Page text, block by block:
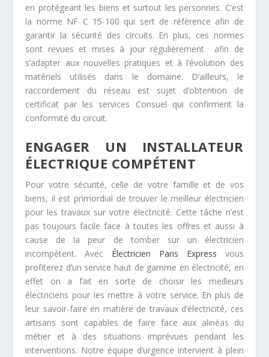
en protégeant les biens et surtout les personnes. C’est
la norme NF C 15-100 qui sert de référence afin de
garantir la sécurité des circuits. En plus, ces normes
sont revues et mises à jour régulièrement afin de
s’adapter aux nouvelles pratiques et à l’évolution des
matériels utilisés dans le domaine. D’ailleurs, le
raccordement du réseau est sujet d’obtention de
certificat par les services Consuel qui confirment la
conformité du circuit.
ENGAGER UN INSTALLATEUR
ÉLECTRIQUE COMPÉTENT
Pour votre sécurité, celle de votre famille et de vos
biens, il est primordial de trouver le meilleur électricien
pour les travaux sur votre électricité. Cette tâche n’est
pas toujours facile face à toutes les offres et aussi à
cause de la peur de tomber sur un électricien
incompétent. Avec Électricien Paris Express vous
profiterez d’un service haut de gamme en électricité, en
effet on a fait en sorte de choisir les meilleurs
électriciens pour les mettre à votre service. En plus de
leur savoir-faire en matière de travaux d’électricité, ces
artisans sont capables de faire face aux alinéas du
métier et à des situations imprévues pendant les
interventions. Notre équipe d’urgence intervient à plein